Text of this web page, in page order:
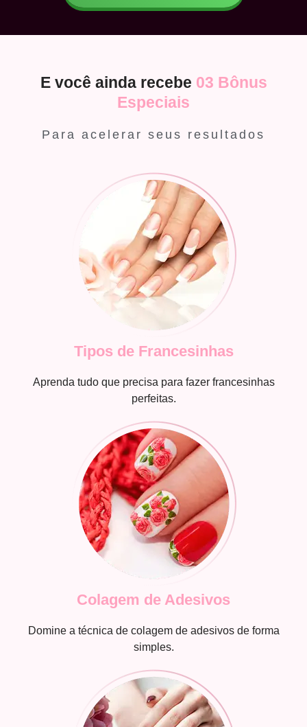
E você ainda recebe 03 Bônus
Especiais
Para acelerar seus resultados
Tipos de Francesinhas
Aprenda tudo que precisa para fazer francesinhas
perfeitas.
Colagem de Adesivos
Domine a técnica de colagem de adesivos de forma
simples.